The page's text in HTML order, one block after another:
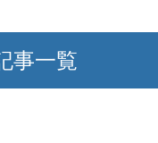
事一覧